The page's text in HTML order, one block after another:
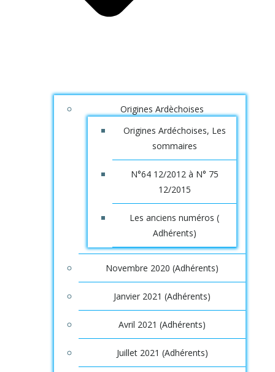
Origines Ardèchoises
Origines Ardéchoises, Les
sommaires
N°64 12/2012 à N° 75
12/2015
Les anciens numéros (
Adhérents)
Novembre 2020 (Adhérents)
Janvier 2021 (Adhérents)
Avril 2021 (Adhérents)
Juillet 2021 (Adhérents)